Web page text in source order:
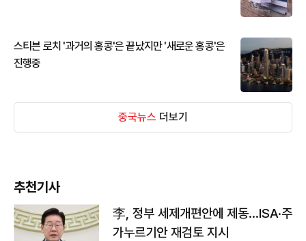
스티븐 로치 '과거의 홍콩'은 끝났지만 '새로운 홍콩'은
진행중
중국뉴스 더보기
추천기사
李, 정부 세제개편안에 제동…ISA·주
가누르기안 재검토 지시